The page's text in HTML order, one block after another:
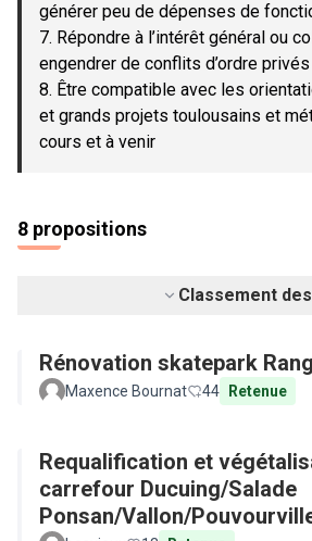
générer peu de dépenses de
7. Répondre à l’intérêt général ou
engendrer de conflits d’ordre privés
8. Être compatible avec les
et grands projets toulousains et
cours et à venir
8 propositions
Classement
Rénovation skatepark
Maxence Bournat 44 Retenue
Requalification et
carrefour Ducuing/Salade
Ponsan/Vallon/